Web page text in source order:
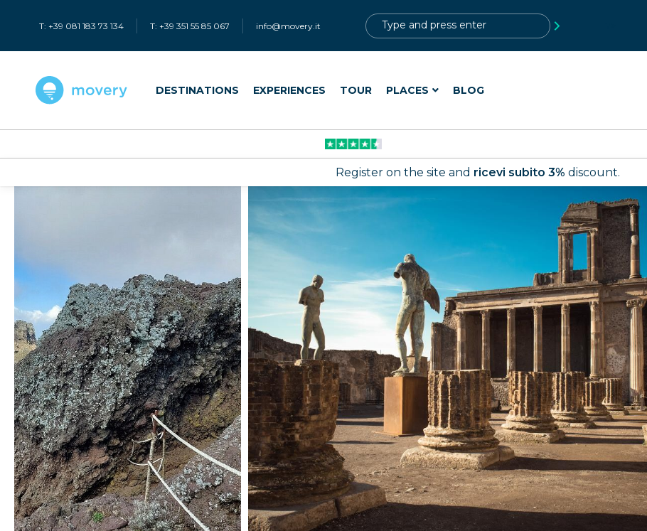
T: +39 081 183 73 134 T: +39 351 55 85 067 info@movery.it
DESTINATIONS EXPERIENCES TOUR PLACES BLOG
Register on the site and ricevi subito 3% discount.